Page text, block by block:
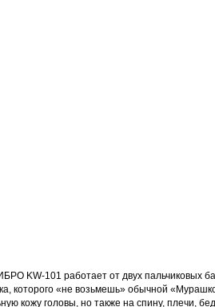
KW-101 работает от двух пальчиковых
которого «не возьмешь» обычной
кожу головы, но также на спину, плечи,